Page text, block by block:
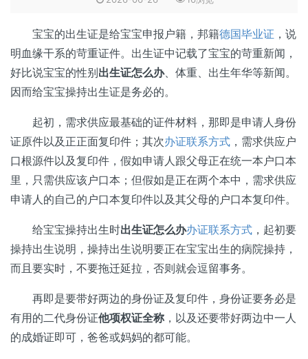
宝宝的出生证是给宝宝申报户籍，邦籍德国毕业证 ，说
明血缘干系的苛重证件。出生证中记载了宝宝的苛重新闻，
好比说宝宝的性别出生证怎么办、体重、出生年华等新闻。
因而给宝宝操持出生证是务必的。
起初，需求供应最基础的证件材料，那即是申请人身份
证原件以及正正面复印件；其次办证联系方式 ，需求供应户
口根源件以及复印件，假如申请人跟父母正在统一本户口本
里，只需供应该户口本；但假如是正在两个本中，需求供应
申请人的自己的户口本复印件以及其父母的户口本复印件。
给宝宝操持出生时出生证怎么办办证联系方式 ，起初要
操持出生说明，操持出生说明要正在宝宝出生的病院操持，
而且要实时，不要拖迁延拉，否则就会逗留事务。
再即是要带好两边的身份证及复印件，身份证要务必是
有用的二代身份证他项权证全称 ，以及还要带好两边中一人
的成婚证即可，爸爸或妈妈的都可能。